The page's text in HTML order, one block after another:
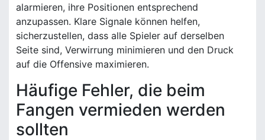
alarmieren, ihre Positionen entsprechend
anzupassen. Klare Signale können helfen,
sicherzustellen, dass alle Spieler auf derselben
Seite sind, Verwirrung minimieren und den Druck
auf die Offensive maximieren.
Häufige Fehler, die beim
Fangen vermieden werden
sollten